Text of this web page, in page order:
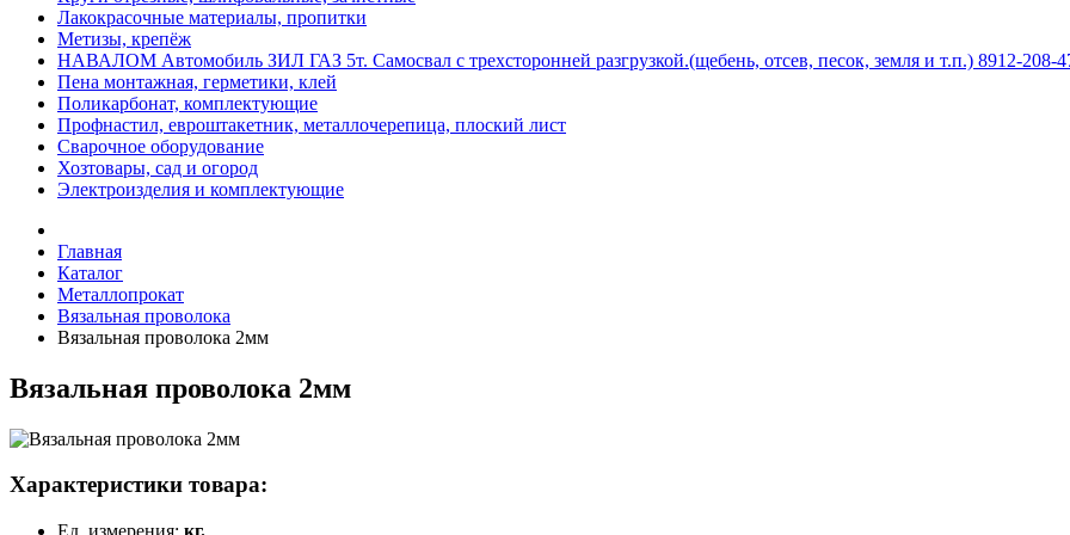
Лакокрасочные материалы, пропитки
Метизы, крепёж
НАВАЛОМ Автомобиль ЗИЛ ГАЗ 5т. Самосвал с трехсторонней разгрузкой.(щебень, отсев, песок, земля и т.п.) 8912-208-
Пена монтажная, герметики, клей
Поликарбонат, комплектующие
Профнастил, евроштакетник, металлочерепица, плоский лист
Сварочное оборудование
Хозтовары, сад и огород
Электроизделия и комплектующие
Главная
Каталог
Металлопрокат
Вязальная проволока
Вязальная проволока 2мм
Вязальная проволока 2мм
Характеристики товара:
Ед. измерения: кг.